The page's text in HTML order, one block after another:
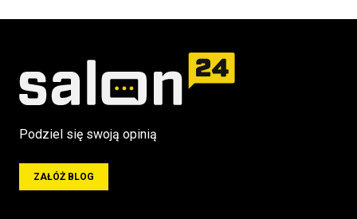
Podziel się swoją opinią
ZAŁÓŻ BLOG